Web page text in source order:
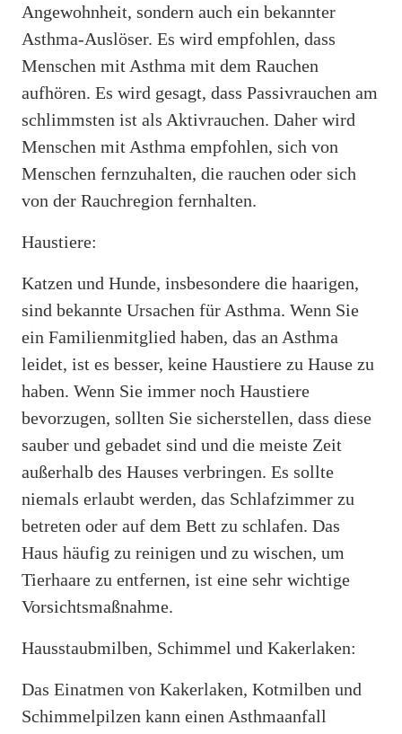
Angewohnheit, sondern auch ein bekannter
Asthma-Auslöser. Es wird empfohlen, dass
Menschen mit Asthma mit dem Rauchen
aufhören. Es wird gesagt, dass Passivrauchen am
schlimmsten ist als Aktivrauchen. Daher wird
Menschen mit Asthma empfohlen, sich von
Menschen fernzuhalten, die rauchen oder sich
von der Rauchregion fernhalten.
Haustiere:
Katzen und Hunde, insbesondere die haarigen,
sind bekannte Ursachen für Asthma. Wenn Sie
ein Familienmitglied haben, das an Asthma
leidet, ist es besser, keine Haustiere zu Hause zu
haben. Wenn Sie immer noch Haustiere
bevorzugen, sollten Sie sicherstellen, dass diese
sauber und gebadet sind und die meiste Zeit
außerhalb des Hauses verbringen. Es sollte
niemals erlaubt werden, das Schlafzimmer zu
betreten oder auf dem Bett zu schlafen. Das
Haus häufig zu reinigen und zu wischen, um
Tierhaare zu entfernen, ist eine sehr wichtige
Vorsichtsmaßnahme.
Hausstaubmilben, Schimmel und Kakerlaken:
Das Einatmen von Kakerlaken, Kotmilben und
Schimmelpilzen kann einen Asthmaanfall